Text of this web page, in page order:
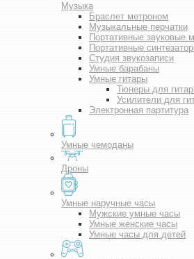
Музыка
Браслет метроном
Музыкальные перчатки
Портативные звуковые
Портативные
Студия звукозаписи
Умные барабаны
Умные гитары
Тюнеры для
Усилители для
Электронная партитура
Умные чемоданы
Дроны
Умные наручные часы
Мужские умные часы
Умные женские часы
Умные часы для детей